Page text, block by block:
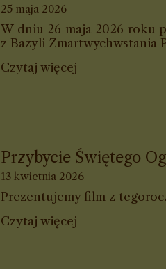
25 maja 2026
W dniu 26 maja 2026 roku
z Bazyli Zmartwychwstania
Czytaj więcej
Przybycie Świętego
13 kwietnia 2026
Prezentujemy film z
Czytaj więcej